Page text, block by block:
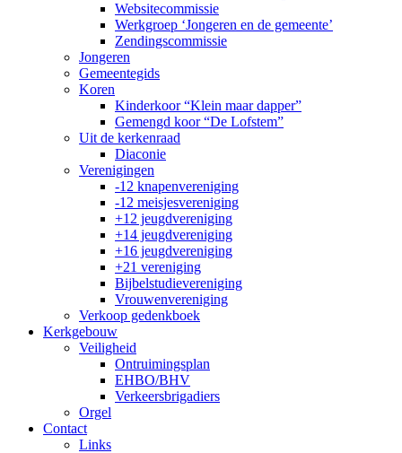
Websitecommissie
Werkgroep ‘Jongeren en de gemeente’
Zendingscommissie
Jongeren
Gemeentegids
Koren
Kinderkoor “Klein maar dapper”
Gemengd koor “De Lofstem”
Uit de kerkenraad
Diaconie
Verenigingen
-12 knapenvereniging
-12 meisjesvereniging
+12 jeugdvereniging
+14 jeugdvereniging
+16 jeugdvereniging
+21 vereniging
Bijbelstudievereniging
Vrouwenvereniging
Verkoop gedenkboek
Kerkgebouw
Veiligheid
Ontruimingsplan
EHBO/BHV
Verkeersbrigadiers
Orgel
Contact
Links